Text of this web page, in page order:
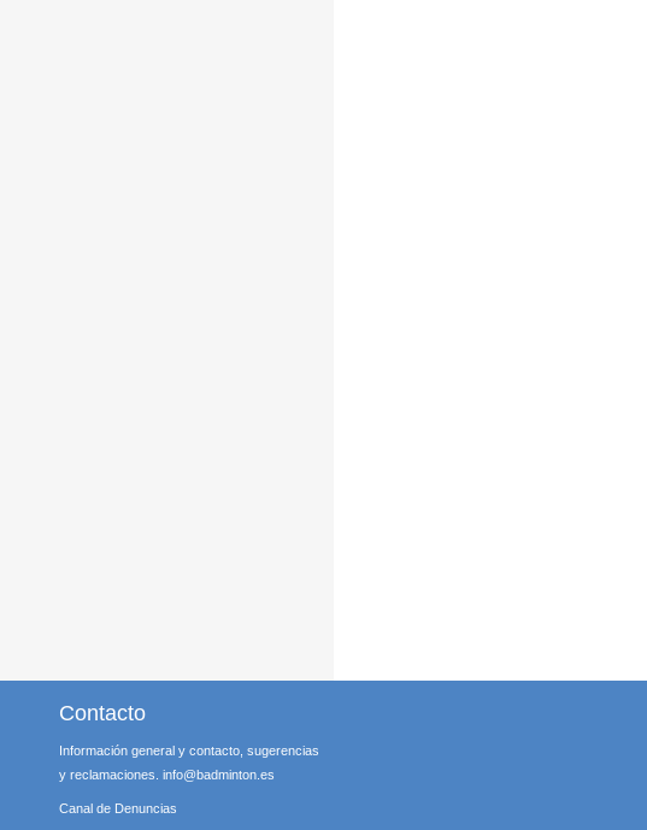
Contacto
Información general y contacto, sugerencias
y reclamaciones. info@badminton.es
Canal de Denuncias